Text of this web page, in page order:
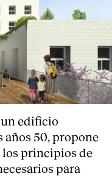
edificio
años 50, propone
los principios de
para